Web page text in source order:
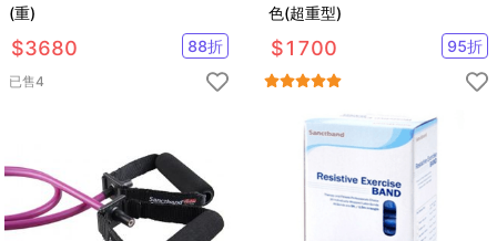
(重)
$3680 88折
已售4
色(超重型)
$1700 95折